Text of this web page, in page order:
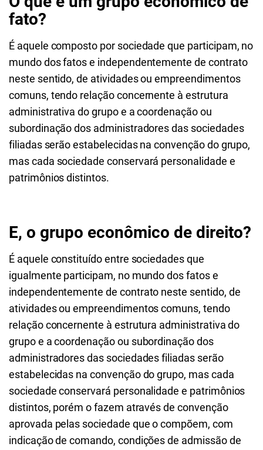
fato?
É aquele composto por sociedade que participam, no
mundo dos fatos e independentemente de contrato
neste sentido, de atividades ou empreendimentos
comuns, tendo relaçãoconcernente à estrutura
administrativa do grupo e a coordenação ou
subordinação dos administradores das sociedades
filiadas serão estabelecidas na convenção do grupo,
mas cada sociedade conservará personalidade e
patrimônios distintos.
E, o grupo econômico de direito?
É aquele constituído entre sociedades que
igualmente participam, no mundo dos fatos e
independentemente de contrato neste sentido, de
atividades ouempreendimentos comuns, tendo
relação concernente à estrutura administrativa do
grupo e a coordenação ou subordinação dos
administradores das sociedades filiadas serão
estabelecidas na convenção do grupo, mas cada
sociedade conservará personalidade e patrimônios
distintos, porém o fazem através de convenção
aprovada pelas sociedade que o compõem, com
indicação de comando, condições de admissão de